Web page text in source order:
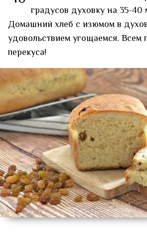
градусов духовку на 35-40
Домашний хлеб с изюмом в
удовольствием угощаемся. Всем
перекуса!